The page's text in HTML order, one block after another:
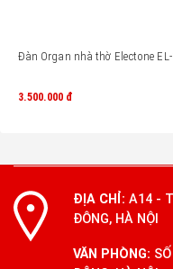
Đàn Organ nhà thờ Electone EL-
3.500.000 đ
ĐỊA CHỈ: A14 -
ĐÔNG, HÀ NỘI
VĂN PHÒNG: